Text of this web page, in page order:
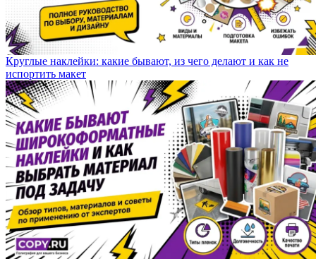
Круглые наклейки: какие бывают, из чего делают и как не
испортить макет